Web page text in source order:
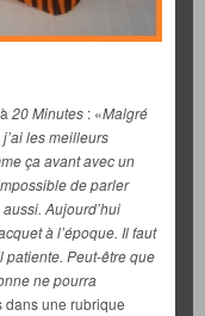
20 Minutes : «Malgré
les meilleurs
ça avant avec un
de parler
Aujourd’hui
à l’époque. Il faut
patiente. Peut-être que
ne pourra
dans une rubrique